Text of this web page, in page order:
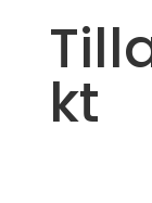
kt